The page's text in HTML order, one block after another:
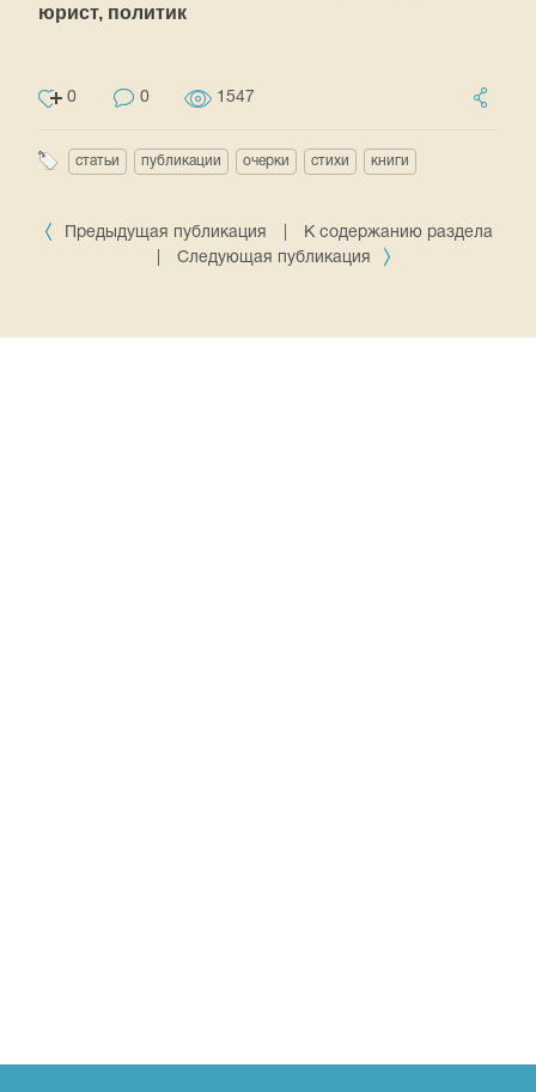
юрист, политик
0 0 1547
статьи публикации очерки стихи книги
Предыдущая публикация
К содержанию раздела
Следующая публикация